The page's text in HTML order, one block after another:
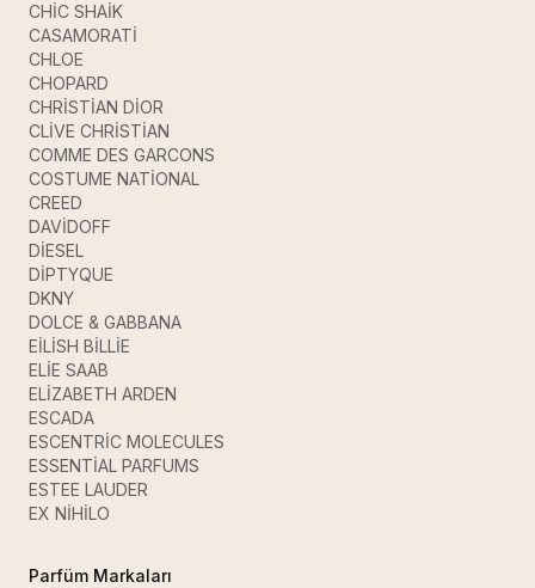
CHİC SHAİK
CASAMORATİ
CHLOE
CHOPARD
CHRİSTİAN DİOR
CLİVE CHRİSTİAN
COMME DES GARCONS
COSTUME NATİONAL
CREED
DAVİDOFF
DİESEL
DİPTYQUE
DKNY
DOLCE & GABBANA
EİLİSH BİLLİE
ELİE SAAB
ELİZABETH ARDEN
ESCADA
ESCENTRİC MOLECULES
ESSENTİAL PARFUMS
ESTEE LAUDER
EX NİHİLO
Parfüm Markaları